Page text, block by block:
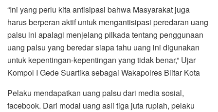
“Ini yang perlu kita antisipasi bahwa Masyarakat juga
harus berperan aktif untuk mengantisipasi peredaran uang
palsu ini apalagi menjelang pilkada tentang penggunaan
uang palsu yang beredar siapa tahu uang ini digunakan
untuk kepentingan-kepentingan yang tidak benar,” Ujar
Kompol I Gede Suartika sebagai Wakapolres Blitar Kota
Pelaku mendapatkan uang palsu dari media sosial,
facebook. Dari modal uang asli tiga juta rupiah, pelaku